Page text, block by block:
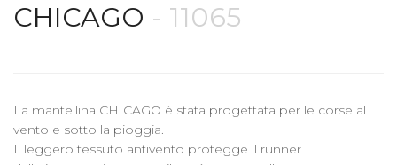
CHICAGO - 11065
La mantellina CHICAGO è stata progettata per le corse al
vento e sotto la pioggia.
Il leggero tessuto antivento protegge il runner